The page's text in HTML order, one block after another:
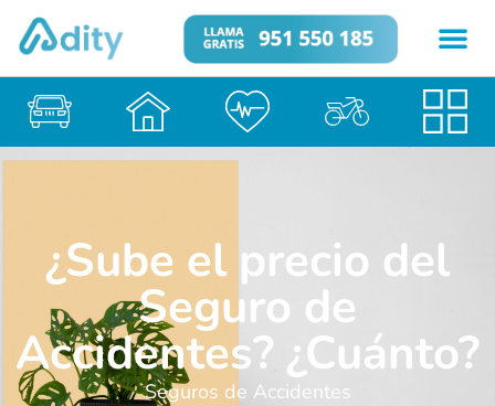
¿Sube el precio del
Seguro de
Accidentes? ¿Cuánto?
Seguros de Accidentes